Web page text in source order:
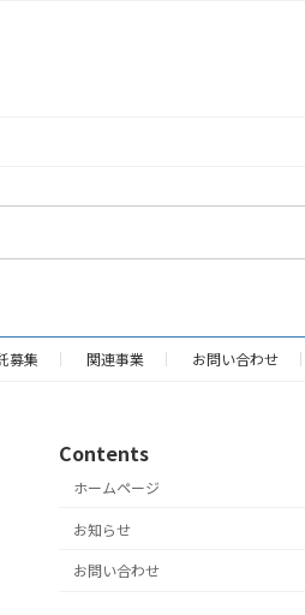
募集 関連事業 お問い合わせ
Contents
ホームページ
お知らせ
お問い合わせ